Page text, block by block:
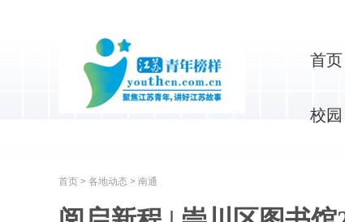
首页
校园
首页 > 各地动态 > 南通